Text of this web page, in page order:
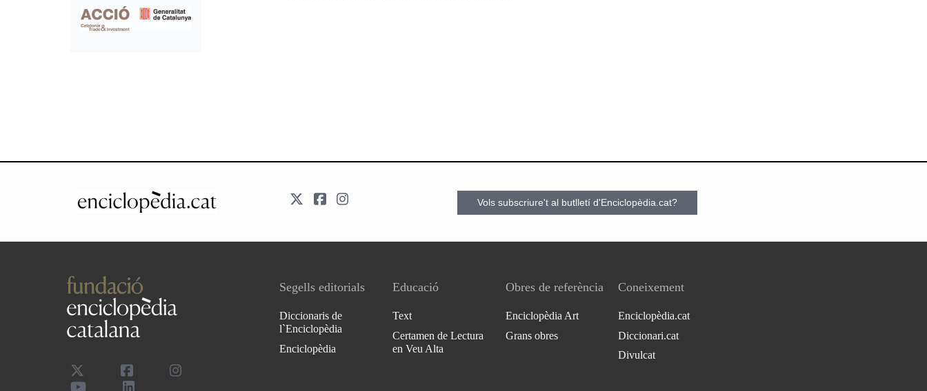
Vols subscriure't al butlletí d'Enciclopèdia.cat?
Segells editorials
Diccionaris de
l`Enciclopèdia
Enciclopèdia
Educació
Text
Certamen de Lectura
en Veu Alta
Obres de referència
Enciclopèdia Art
Grans obres
Coneixement
Enciclopèdia.cat
Diccionari.cat
Divulcat